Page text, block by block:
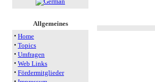
Allgemeines
· Home
· Topics
· Umfragen
· Web Links
· Fördermitglieder